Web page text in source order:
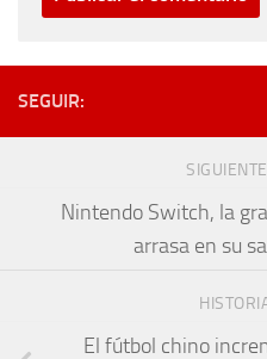
SEGUIR:
Nintendo Switch, la
arrasa en su
El fútbol chino